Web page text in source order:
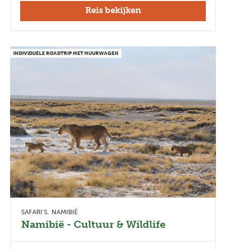
Reis bekijken
INDIVIDUELE ROADTRIP MET HUURWAGEN
SAFARI'S NAMIBIË
Namibië - Cultuur & Wildlife